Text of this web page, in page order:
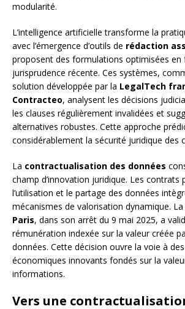
modularité.
L’intelligence artificielle transforme la
avec l’émergence d’outils de rédaction
proposent des formulations optimisées en
jurisprudence récente. Ces systèmes,
solution développée par la LegalTech
Contracteo, analysent les décisions
les clauses régulièrement invalidées et
alternatives robustes. Cette approche
considérablement la sécurité juridique des
La contractualisation des données
champ d’innovation juridique. Les contrats
l’utilisation et le partage des données
mécanismes de valorisation dynamique. La
Paris, dans son arrêt du 9 mai 2025, a
rémunération indexée sur la valeur créée
données. Cette décision ouvre la voie à
économiques innovants fondés sur la
informations.
Vers une